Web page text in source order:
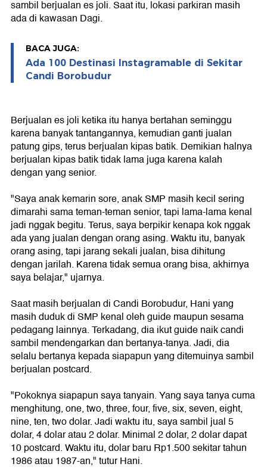
sambil berjualan es joli. Saat itu, lokasi parkiran masih
ada di kawasan Dagi.
BACA JUGA:
Ada 100 Destinasi Instagramable di Sekitar
Candi Borobudur
Berjualan es joli ketika itu hanya bertahan seminggu
karena banyak tantangannya, kemudian ganti jualan
patung gips, terus berjualan kipas batik. Demikian halnya
berjualan kipas batik tidak lama juga karena kalah
dengan yang senior.
"Saya anak kemarin sore, anak SMP masih kecil sering
dimarahi sama teman-teman senior, tapi lama-lama kenal
jadi nggak begitu. Terus, saya berpikir kenapa kok nggak
ada yang jualan dengan orang asing. Waktu itu, banyak
orang asing, tapi jarang sekali jualan, bisa dihitung
dengan jarilah. Karena tidak semua orang bisa, akhirnya
saya belajar," ujarnya.
Saat masih berjualan di Candi Borobudur, Hani yang
masih duduk di SMP kenal oleh guide maupun sesama
pedagang lainnya. Terkadang, dia ikut guide naik candi
sambil mendengarkan dan bertanya-tanya. Jadi, dia
selalu bertanya kepada siapapun yang ditemuinya sambil
berjualan postcard.
"Pokoknya siapapun saya tanyain. Yang saya tanya cuma
menghitung, one, two, three, four, five, six, seven, eight,
nine, ten, two dolar. Jadi waktu itu, saya sambil jual 5
dolar, 4 dolar atau 2 dolar. Minimal 2 dolar, 2 dolar dapat
10 postcard. Waktu itu, dolar baru Rp1.500 sekitar tahun
1986 atau 1987-an," tutur Hani.